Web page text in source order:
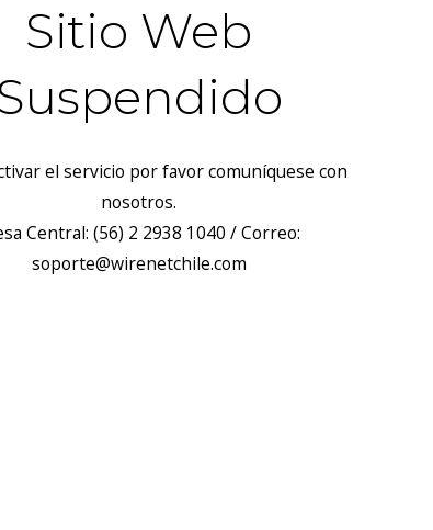
Sitio Web
el servicio por favor comuníquese con
nosotros.
Central: (56) 2 2938 1040 / Correo:
soporte@wirenetchile.com